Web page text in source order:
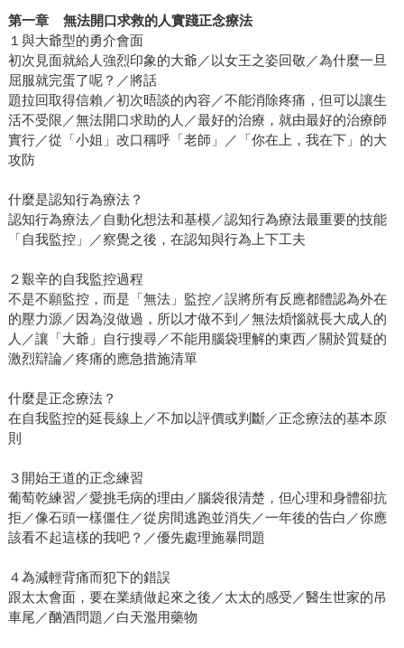
第一章
無法開口求救的人實踐正念療法
１與大爺型的勇介會面
初次見面就給人強烈印象的大爺／以女王之姿回敬／為什麼一旦
屈服就完蛋了呢？／將話
題拉回取得信賴／初次晤談的內容／不能消除疼痛，但可以讓生
活不受限／無法開口求助的人／最好的治療，就由最好的治療師
實行／從「小姐」改口稱呼「老師」／「你在上，我在下」的大
攻防
什麼是認知行為療法？
認知行為療法／自動化想法和基模／認知行為療法最重要的技能
「自我監控」／察覺之後，在認知與行為上下工夫
２艱辛的自我監控過程
不是不願監控，而是「無法」監控／誤將所有反應都體認為外在
的壓力源／因為沒做過，所以才做不到／無法煩惱就長大成人的
人／讓「大爺」自行搜尋／不能用腦袋理解的東西／關於質疑的
激烈辯論／疼痛的應急措施清單
什麼是正念療法？
在自我監控的延長線上／不加以評價或判斷／正念療法的基本原
則
３開始王道的正念練習
葡萄乾練習／愛挑毛病的理由／腦袋很清楚，但心理和身體卻抗
拒／像石頭一樣僵住／從房間逃跑並消失／一年後的告白／你應
該看不起這樣的我吧？／優先處理施暴問題
４為減輕背痛而犯下的錯誤
跟太太會面，要在業績做起來之後／太太的感受／醫生世家的吊
車尾／酗酒問題／白天濫用藥物